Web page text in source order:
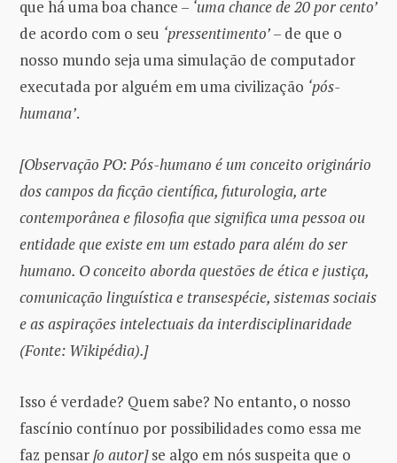
que há uma boa chance – ‘uma chance de 20 por cento’
de acordo com o seu ‘pressentimento’– de que o
nosso mundo seja uma simulação de computador
executada por alguém em uma civilização ‘pós-
humana’.
[Observação PO: Pós-humano é um conceito originário
dos campos da ficção científica, futurologia, arte
contemporânea e filosofia que significa uma pessoa ou
entidade que existe em um estado para além do ser
humano. O conceito aborda questões de ética e justiça,
comunicação linguística e transespécie, sistemas sociais
e as aspirações intelectuais da interdisciplinaridade
(Fonte: Wikipédia).]
Isso é verdade? Quem sabe? No entanto, o nosso
fascínio contínuo por possibilidades como essa me
faz pensar[o autor]se algo em nós suspeita que o